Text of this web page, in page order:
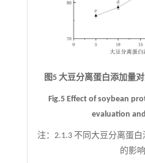
图5 大豆分离蛋白添加量
Fig.5 Effect of soybean
evaluation
注： 2.1.3 不同大豆分离蛋
的影响